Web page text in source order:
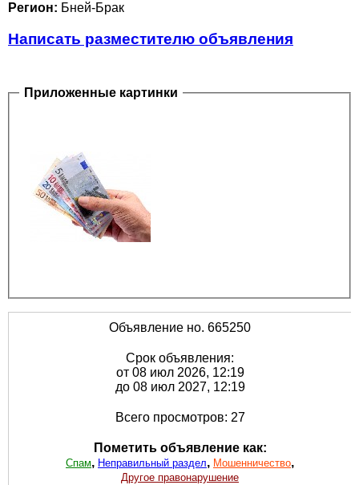
Регион: Бней-Брак
Написать разместителю объявления
Приложенные картинки
Объявление но. 665250
Срок объявления:
от 08 июл 2026, 12:19
до 08 июл 2027, 12:19
Всего просмотров: 27
Пометить объявление как:
Спам, Неправильный раздел, Мошенничество,
Другое правонарушение